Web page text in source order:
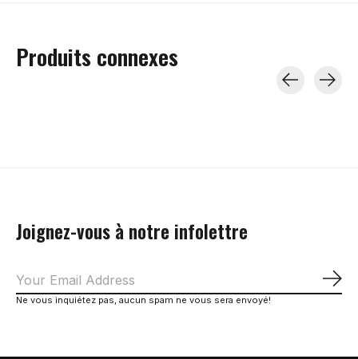
Produits connexes
Joignez-vous à notre infolettre
Ne vous inquiétez pas, aucun spam ne vous sera envoyé!